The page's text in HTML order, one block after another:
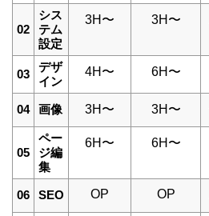
02
シス
テム
設定
3H〜 3H〜
03
デザ
イン
4H〜 6H〜
04 画像 3H〜 3H〜
05
ペー
ジ編
集
6H〜 6H〜
06 SEO OP OP